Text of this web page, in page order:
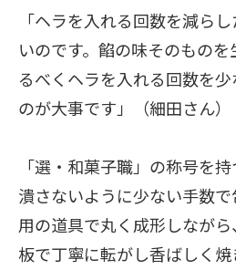
「ヘラを入れる回数を減ら
いのです。餡の味そのもの
るべくヘラを入れる回数を
のが大事です」（細田さん）
「選・和菓子職」の称号を
潰さないように少ない手数
用の道具で丸く成形しなが
板で丁寧に転がし香ばしく焼